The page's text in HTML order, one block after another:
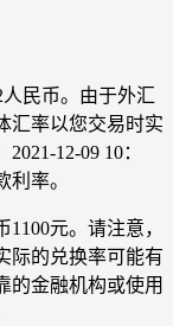
民币。由于外汇
汇率以您交易时实
12-09 10：
率。
元。请注意，
际的兑换率可能有
的金融机构或使用